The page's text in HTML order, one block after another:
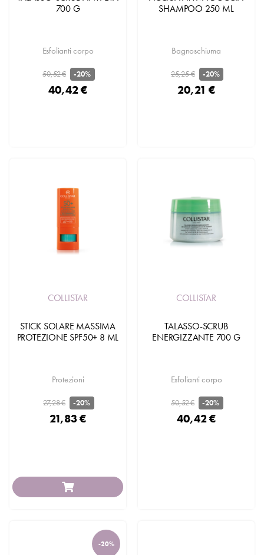
700 G
Esfolianti corpo
50,52 € -20%
40,42 €
SHAMPOO 250 ML
Bagnoschiuma
25,25 € -20%
20,21 €
COLLISTAR
STICK SOLARE MASSIMA
PROTEZIONE SPF50+ 8 ML
Protezioni
27,28 € -20%
21,83 €
COLLISTAR
TALASSO-SCRUB
ENERGIZZANTE 700 G
Esfolianti corpo
50,52 € -20%
40,42 €
-20%